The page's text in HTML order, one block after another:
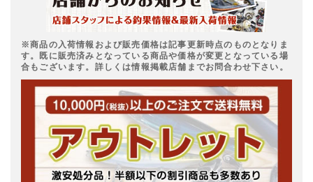
※商品の入荷情報および販売価格は記事更新時点のものとなりま
す。既に販売済みとなっている商品や価格が変更となっている場
合もございます。詳しくは情報掲載店舗までお問合わせ下さい。